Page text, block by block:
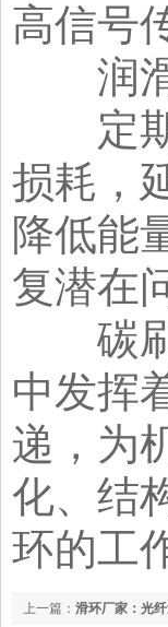
高信号
润滑
定期
损耗，
降低能
复潜在
碳刷
中发挥
递，为
化、结
环的工
上一篇： 滑环厂家：光